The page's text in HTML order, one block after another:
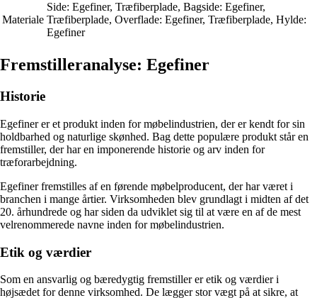
Materiale
Side: Egefiner, Træfiberplade, Bagside: Egefiner,
Træfiberplade, Overflade: Egefiner, Træfiberplade, Hylde:
Egefiner
Fremstilleranalyse: Egefiner
Historie
Egefiner er et produkt inden for møbelindustrien, der er kendt for sin
holdbarhed og naturlige skønhed. Bag dette populære produkt står en
fremstiller, der har en imponerende historie og arv inden for
træforarbejdning.
Egefiner fremstilles af en førende møbelproducent, der har været i
branchen i mange årtier. Virksomheden blev grundlagt i midten af det
20. århundrede og har siden da udviklet sig til at være en af de mest
velrenommerede navne inden for møbelindustrien.
Etik og værdier
Som en ansvarlig og bæredygtig fremstiller er etik og værdier i
højsædet for denne virksomhed. De lægger stor vægt på at sikre, at